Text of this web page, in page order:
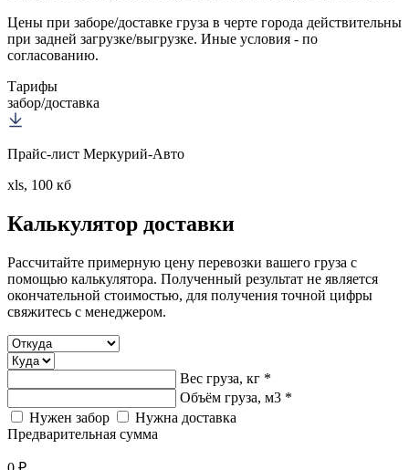
Цены при заборе/доставке груза в черте города действительны
при задней загрузке/выгрузке. Иные условия - по
согласованию.
Тарифы
забор/доставка
Прайс-лист Меркурий-Авто
xls, 100 кб
Калькулятор доставки
Рассчитайте примерную цену перевозки вашего груза с
помощью калькулятора. Полученный результат не является
окончательной стоимостью, для получения точной цифры
свяжитесь с менеджером.
Вес груза, кг *
Объём груза, м3 *
Нужен забор
Нужна доставка
Предварительная сумма